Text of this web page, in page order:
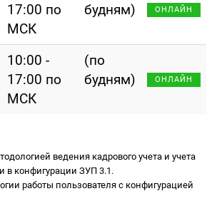
17:00 по
МСК
будням)
ОНЛАЙН
10:00 -
17:00 по
МСК
(по
будням)
ОНЛАЙН
ведения кадрового учета и учета
в конфигурации ЗУП 3.1.
работы пользователя с конфигурацией